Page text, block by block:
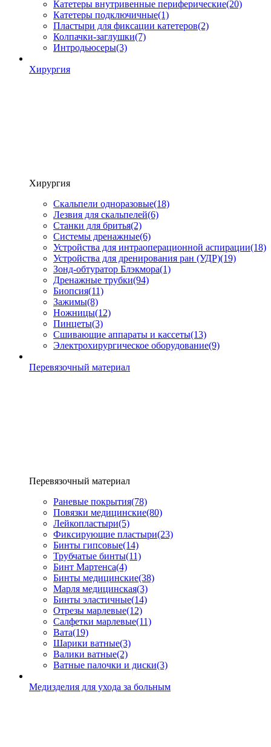
Катетеры внутривенные периферические(20)
Катетеры подключичные(1)
Пластыри для фиксации катетеров(2)
Колпачки-заглушки(7)
Интродьюсеры(3)
Хирургия
Хирургия
Скальпели одноразовые(18)
Лезвия для скальпелей(6)
Станки для бритья(2)
Системы дренажные(6)
Устройства для интраоперационной аспирации(18)
Устройства для дренирования ран (УДР)(19)
Зонд-обтуратор Блэкмора(1)
Дренажные трубки(94)
Биопсия(11)
Зажимы(8)
Ножницы(12)
Пинцеты(3)
Сшивающие аппараты и кассеты(13)
Электрохирургическое оборудование(9)
Перевязочный материал
Перевязочный материал
Раневые покрытия(78)
Повязки медицинские(80)
Лейкопластыри(5)
Фиксирующие пластыри(23)
Бинты гипсовые(14)
Трубчатые бинты(11)
Бинт Мартенса(4)
Бинты медицинские(38)
Марля медицинская(3)
Бинты эластичные(14)
Отрезы марлевые(12)
Салфетки марлевые(11)
Вата(19)
Шарики ватные(3)
Валики ватные(2)
Ватные палочки и диски(3)
Медизделия для ухода за больным